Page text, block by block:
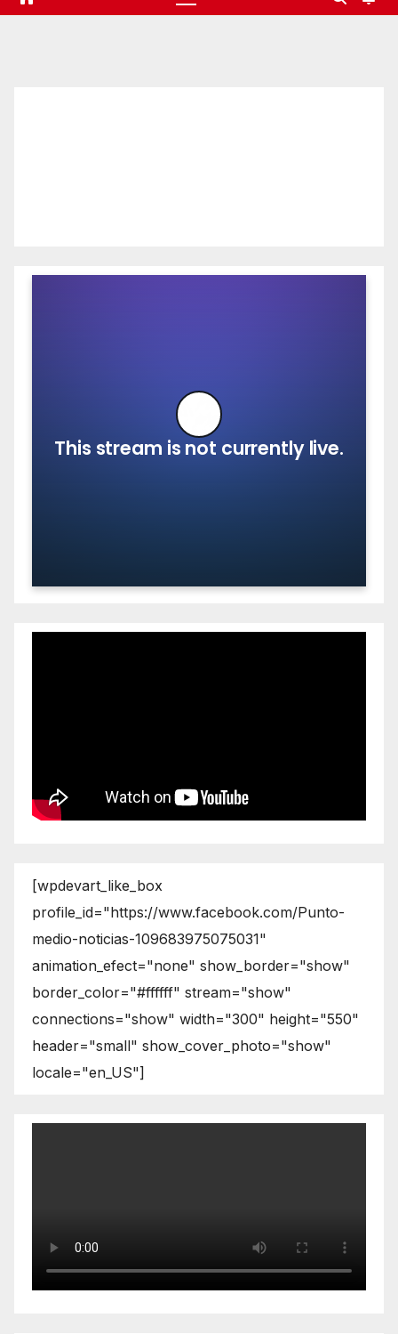
[wpdevart_like_box
profile_id="https://www.facebook.com/Punto-
medio-noticias-109683975075031"
animation_efect="none" show_border="show"
border_color="#ffffff" stream="show"
connections="show" width="300" height="550"
header="small" show_cover_photo="show"
locale="en_US"]